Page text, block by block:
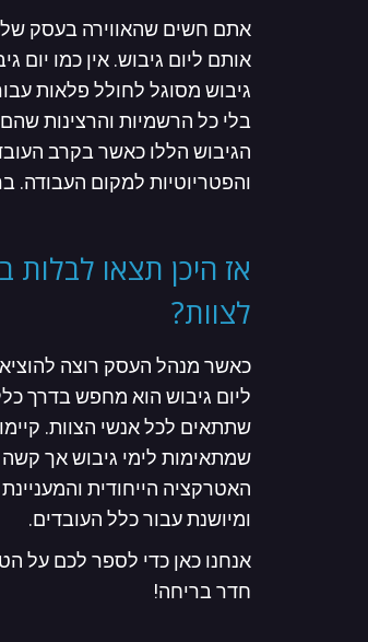
אתם חשים שהאווירה בעסק
אותם ליום גיבוש. אין כמו
גיבוש מסוגל לחולל פלאות
בלי כל הרשמיות והרצינות
הגיבוש הללו כאשר בקרב
והפטריוטיות למקום העבודה.
אז היכן תצאו לבלות
לצוות?
כאשר מנהל העסק רוצה
ליום גיבוש הוא מחפש בדרך
שתתאים לכל אנשי הצוות.
שמתאימות לימי גיבוש אך
האטרקציה הייחודית
ומיושנת עבור כלל העובדים.
אנחנו כאן כדי לספר לכם על
חדר בריחה!